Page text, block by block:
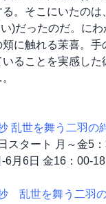
。そこにいたのは
)だったのだ。に
に触れる茉喜。手
ることを実感した
乱世を舞う二羽の
スタート 月～金5
月6日 金16：00-
乱世を舞う二羽